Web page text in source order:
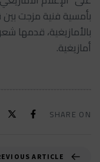
بأمسية فنية مزجت
بالأمازيغية، قدمها
أمازيغية.
SHARE ON
ARTICLE